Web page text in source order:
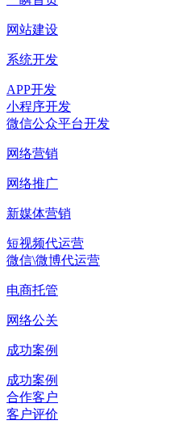
网站建设
系统开发
APP开发
小程序开发
微信公众平台开发
网络营销
网络推广
新媒体营销
短视频代运营
微信\微博代运营
电商托管
网络公关
成功案例
成功案例
合作客户
客户评价